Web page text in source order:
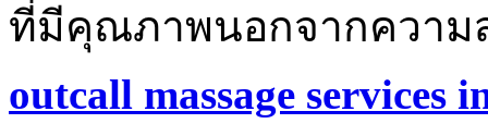
ที่มีคุณภาพนอกจากความ
outcall massage services